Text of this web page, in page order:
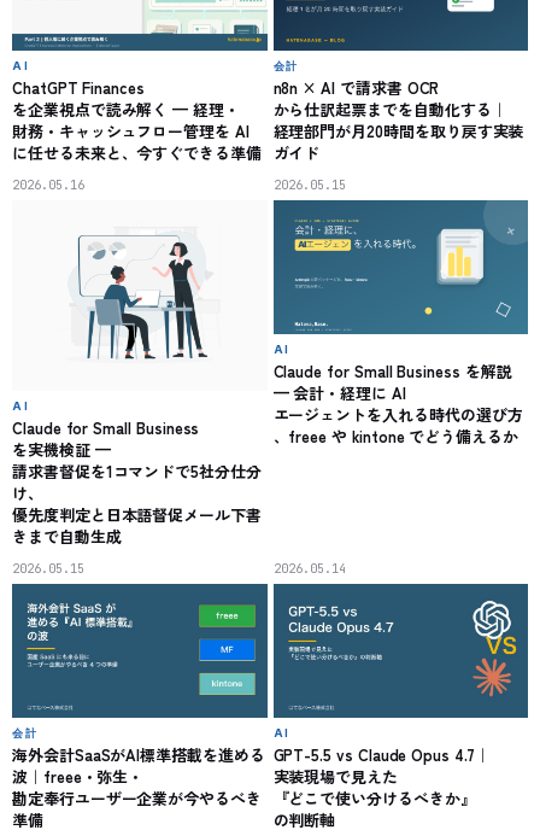
AI
ChatGPT Finances
を企業視点で読み解く — 経理・
財務・キャッシュフロー管理を AI
に任せる未来と、今すぐできる準備
2026.05.16
会計
n8n × AI で請求書 OCR
から仕訳起票までを自動化する｜
経理部門が月20時間を取り戻す実装
ガイド
2026.05.15
AI
Claude for Small Business
を実機検証 —
請求書督促を1コマンドで5社分仕分
け、
優先度判定と日本語督促メール下書
きまで自動生成
2026.05.15
AI
Claude for Small Business を解説
— 会計・経理に AI
エージェントを入れる時代の選び方
、freee や kintone でどう備えるか
2026.05.14
会計
海外会計SaaSがAI標準搭載を進める
波｜freee・弥生・
勘定奉行ユーザー企業が今やるべき
準備
AI
GPT-5.5 vs Claude Opus 4.7｜
実装現場で見えた
『どこで使い分けるべきか』
の判断軸